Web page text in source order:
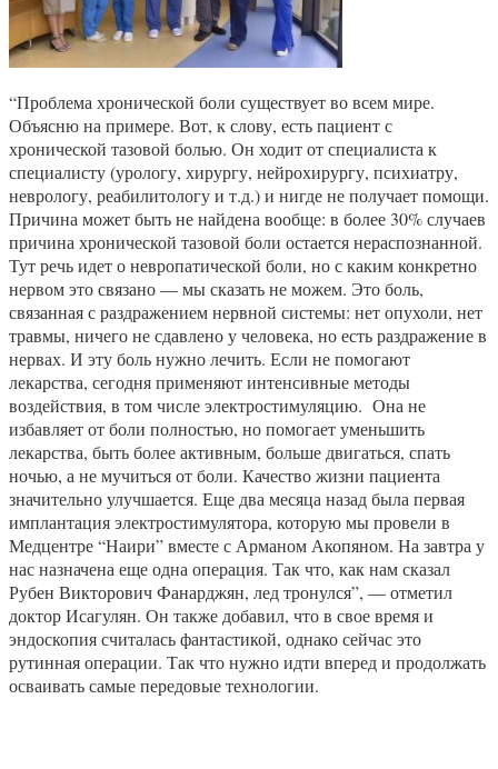
“Проблема хронической боли существует во всем мире.
Объясню на примере. Вот, к слову, есть пациент с
хронической тазовой болью. Он ходит от специалиста к
специалисту (урологу, хирургу, нейрохирургу, психиатру,
неврологу, реабилитологу и т.д.) и нигде не получает помощи.
Причина может быть не найдена вообще: в более 30% случаев
причина хронической тазовой боли остается нераспознанной.
Тут речь идет о невропатической боли, но с каким конкретно
нервом это связано — мы сказать не можем. Это боль,
связанная с раздражением нервной системы: нет опухоли, нет
травмы, ничего не сдавлено у человека, но есть раздражение в
нервах. И эту боль нужно лечить. Если не помогают
лекарства, сегодня применяют интенсивные методы
воздействия, в том числе электростимуляцию. Она не
избавляет от боли полностью, но помогает уменьшить
лекарства, быть более активным, больше двигаться, спать
ночью, а не мучиться от боли. Качество жизни пациента
значительно улучшается. Еще два месяца назад была первая
имплантация электростимулятора, которую мы провели в
Медцентре “Наири” вместе с Арманом Акопяном. На завтра у
нас назначена еще одна операция. Так что, как нам сказал
Рубен Викторович Фанарджян, лед тронулся”, — отметил
доктор Исагулян. Он также добавил, что в свое время и
эндоскопия считалась фантастикой, однако сейчас это
рутинная операции. Так что нужно идти вперед и продолжать
осваивать самые передовые технологии.